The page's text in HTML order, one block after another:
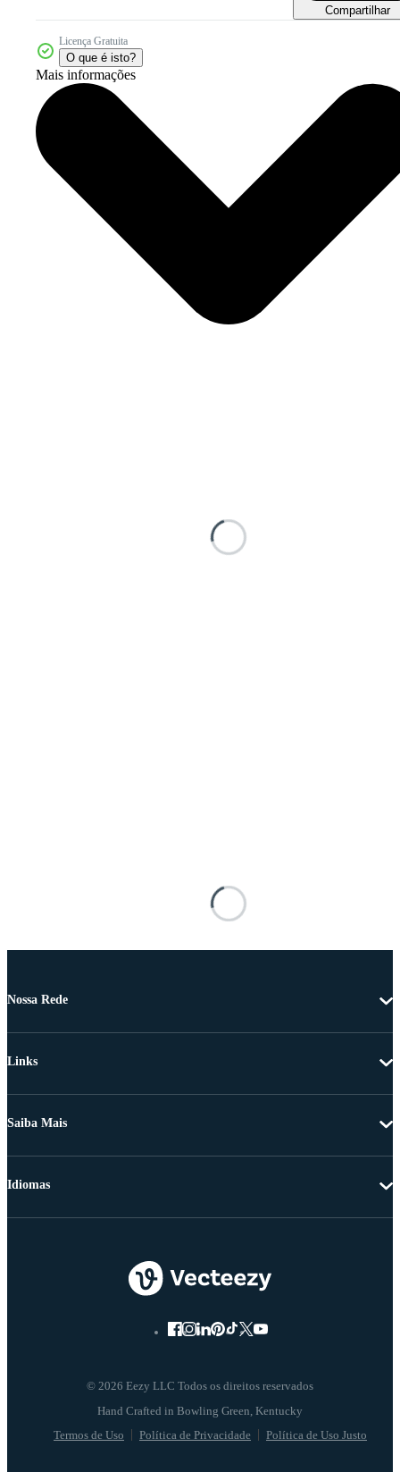
Compartilhar
Licença Gratuita
O que é isto?
Mais informações
Nossa Rede
Links
Saiba Mais
© 2026 Eezy LLC Todos os direitos reservados
Termos de Uso Política de Privacidade Política de Uso Justo
Idiomas